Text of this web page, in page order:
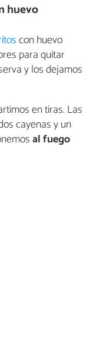
huevo
con huevo
para quitar
y los dejamos
en tiras. Las
cayenas y un
al fuego